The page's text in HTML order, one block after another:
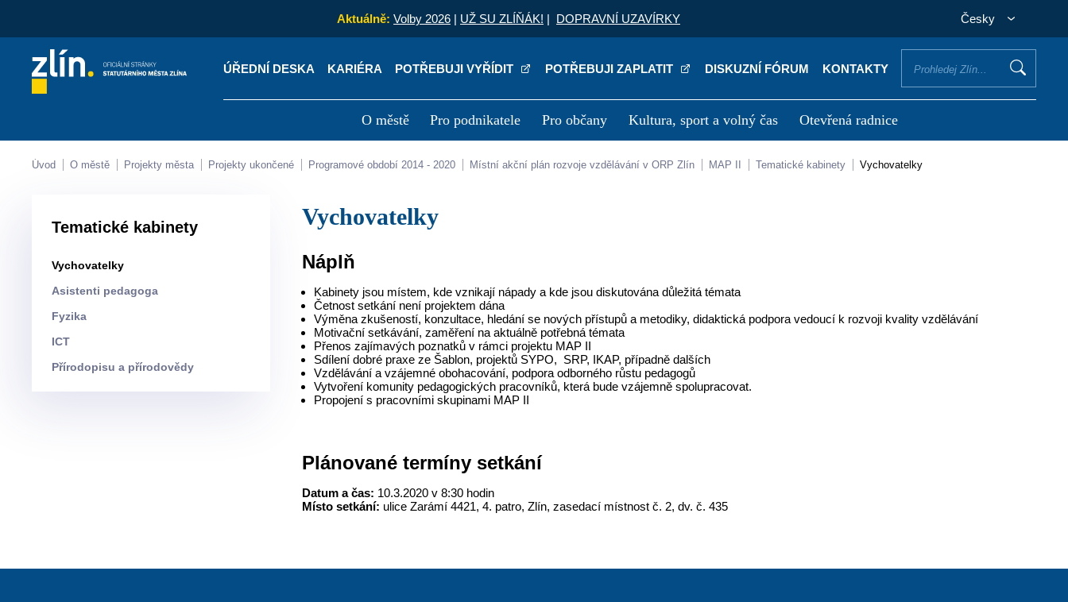
Aktuálně: Volby 2026 | UŽ SU ZLÍŇÁK! | DOPRAVNÍ UZAVÍRKY Česky
ÚŘEDNÍ DESKA KARIÉRA POTŘEBUJI VYŘÍDIT POTŘEBUJI ZAPLATIT DISKUZNÍ FÓRUM KONTAKTY
O městě Pro podnikatele Pro občany Kultura, sport a volný čas Otevřená radnice
Kontakty Úřední deska Kariéra Potřebuji vyřídit
Úvod O městě Projekty města Projekty ukončené Programové období 2014 - 2020 Místní akční plán rozvoje vzdělávání v ORP Zlín MAP II Tematické kabinety Vychovatelky
Tematické kabinety
Vychovatelky
Asistenti pedagoga
Fyzika
ICT
Přírodopisu a přírodovědy
Vychovatelky
Náplň
Kabinety jsou místem, kde vznikají nápady a kde jsou diskutována důležitá témata
Četnost setkání není projektem dána
Výměna zkušeností, konzultace, hledání se nových přístupů a metodiky, didaktická podpora vedoucí k rozvoji kvality vzdělávání
Motivační setkávání, zaměření na aktuálně potřebná témata
Přenos zajímavých poznatků v rámci projektu MAP II
Sdílení dobré praxe ze Šablon, projektů SYPO, SRP, IKAP, případně dalších
Vzdělávání a vzájemné obohacování, podpora odborného růstu pedagogů
Vytvoření komunity pedagogických pracovníků, která bude vzájemně spolupracovat.
Propojení s pracovními skupinami MAP II
Plánované termíny setkání
Datum a čas: 10.3.2020 v 8:30 hodin
Místo setkání: ulice Zarámí 4421, 4. patro, Zlín, zasedací místnost č. 2, dv. č. 435